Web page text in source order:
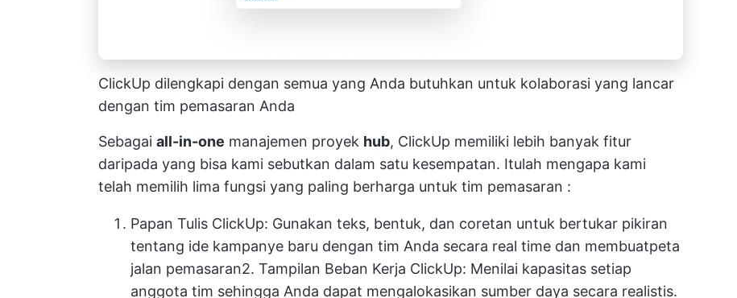
ClickUp dilengkapi dengan semua yang Anda butuhkan untuk kolaborasi yang lancar
dengan tim pemasaran Anda
Sebagai all-in-one manajemen proyek hub, ClickUp memiliki lebih banyak fitur
daripada yang bisa kami sebutkan dalam satu kesempatan. Itulah mengapa kami
telah memilih lima fungsi yang paling berharga untuk tim pemasaran :
Papan Tulis ClickUp: Gunakan teks, bentuk, dan coretan untuk bertukar pikiran
tentang ide kampanye baru dengan tim Anda secara real time dan membuatpeta
jalan pemasaran2. Tampilan Beban Kerja ClickUp: Menilai kapasitas setiap
anggota tim sehingga Anda dapat mengalokasikan sumber daya secara realistis.